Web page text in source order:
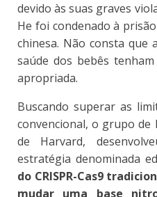
devido às suas graves
He foi condenado à
chinesa. Não consta que
saúde dos bebês
apropriada.
Buscando superar as
convencional, o grupo de
de Harvard,
estratégia denominada
do CRISPR-Cas9
mudar uma base